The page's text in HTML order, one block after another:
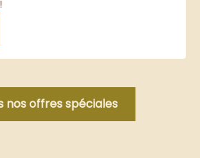
charme en
Salomé : l’Écrin Romantique au
la réservation.
nos offres spéciales